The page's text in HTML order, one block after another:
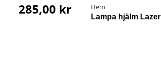
285,00 kr Hem
Lampa hjälm Lazer